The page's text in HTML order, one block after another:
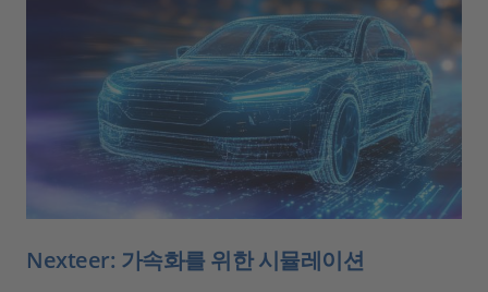
Nexteer: 가속화를 위한 시뮬레이션